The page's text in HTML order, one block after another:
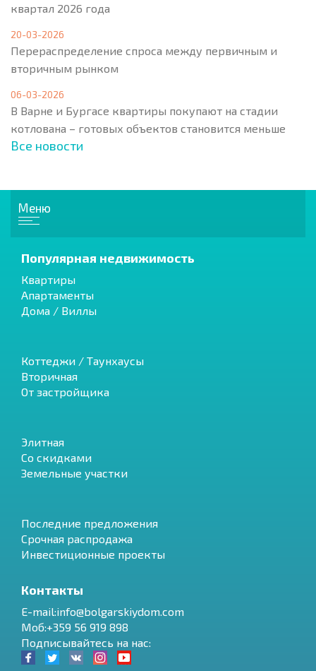
квартал 2026 года
20-03-2026
Перераспределение спроса между первичным и
вторичным рынком
06-03-2026
В Варне и Бургасе квартиры покупают на стадии
котлована – готовых объектов становится меньше
Все новости
Меню
Популярная недвижимость
Квартиры
Апартаменты
Дома / Виллы
Коттеджи / Таунхаусы
Вторичная
От застройщика
Элитная
Со скидками
Земельные участки
Последние предложения
Срочная распродажа
Инвестиционные проекты
Контакты
E-mail:info@bolgarskiydom.com
Моб:+359 56 919 898
Подписывайтесь на нас: